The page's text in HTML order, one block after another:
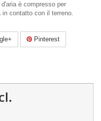
è compresso per
in contatto con il terreno.
Pinterest